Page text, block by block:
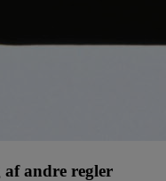
andre regler